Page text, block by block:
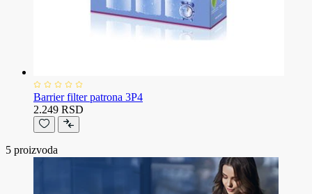
Barrier filter patrona 3P4
2.249 RSD
5 proizvoda